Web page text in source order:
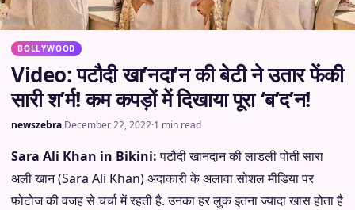
BOLLYWOOD
Video: पटौदी खा’नदा’न की बेटी ने उतार फेंकी
सारी श’र्म! कम कपड़ों में दिखाया पूरा ‘ब’द’न!
newszebra·December 22, 2022·1 min read
Sara Ali Khan in Bikini:पटौदी खानदान की लाडली पोती सारा
अली खान (Sara Ali Khan) अदाकारी के अलावा सोशल मीडिया पर
फोटोज की वजह से चर्चा में रहती है. उनका हर लुक इतना ज्यादा खास होता है